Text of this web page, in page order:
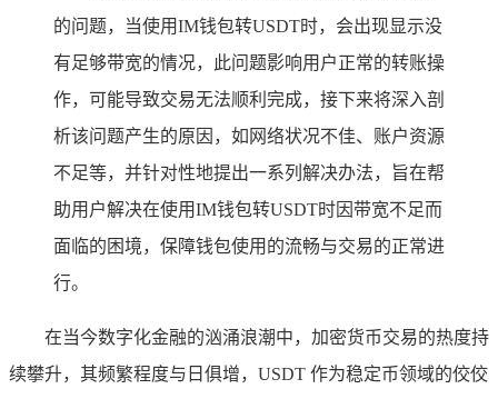
的问题，当使用IM钱包转USDT时，会出现显示没
有足够带宽的情况，此问题影响用户正常的转账操
作，可能导致交易无法顺利完成，接下来将深入剖
析该问题产生的原因，如网络状况不佳、账户资源
不足等，并针对性地提出一系列解决办法，旨在帮
助用户解决在使用IM钱包转USDT时因带宽不足而
面临的困境，保障钱包使用的流畅与交易的正常进
行。
在当今数字化金融的汹涌浪潮中，加密货币交易的热度持
续攀升，其频繁程度与日俱增，USDT 作为稳定币领域的佼佼